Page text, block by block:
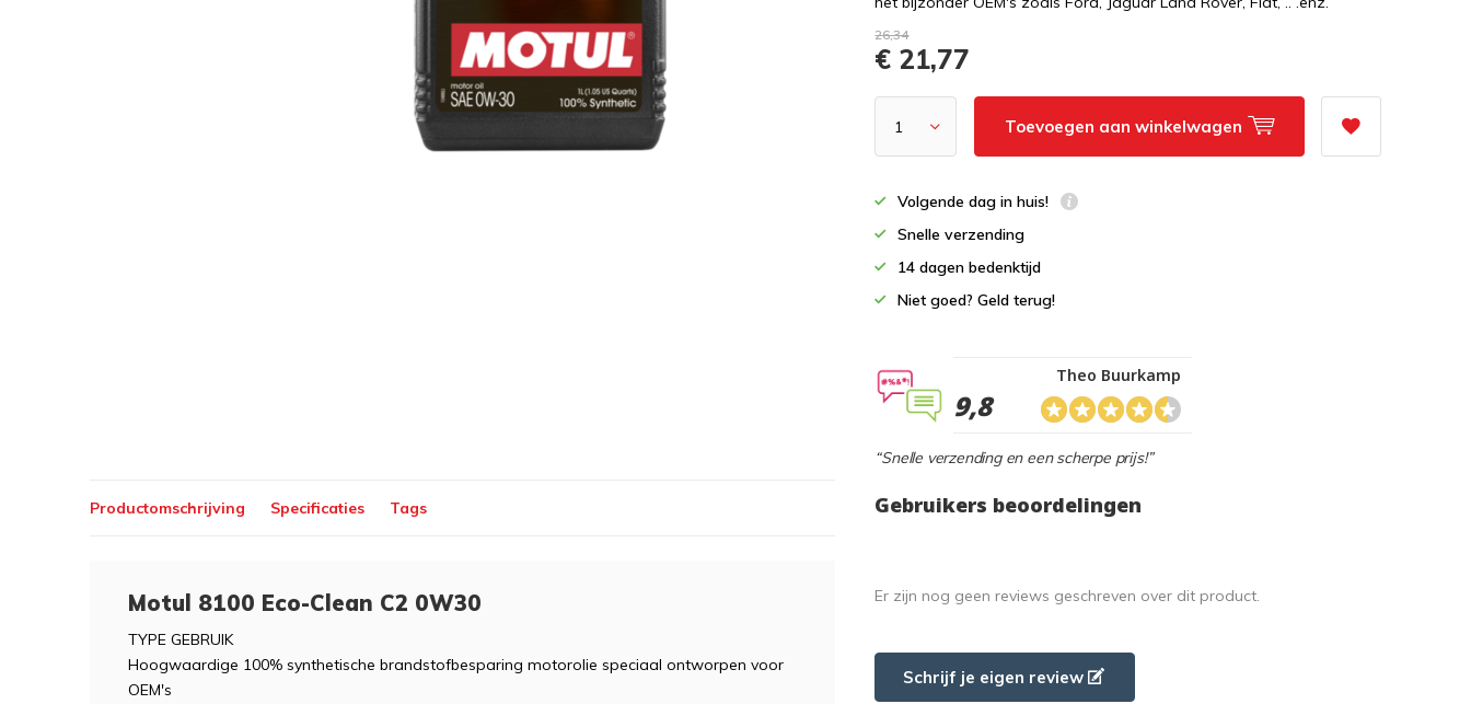
26,34
€ 21,77
Toevoegen aan winkelwagen
Volgende dag in huis!
Snelle verzending
14 dagen bedenktijd
Niet goed? Geld terug!
9,8
Theo Buurkamp
“Snelle verzending en een scherpe prijs!”
Productomschrijving Specificaties Tags
Motul 8100 Eco-Clean C2 0W30
TYPE GEBRUIK
Hoogwaardige 100% synthetische brandstofbesparing motorolie speciaal ontworpen voor
OEM's
Gebruikers beoordelingen
Er zijn nog geen reviews geschreven over dit product.
Schrijf je eigen review